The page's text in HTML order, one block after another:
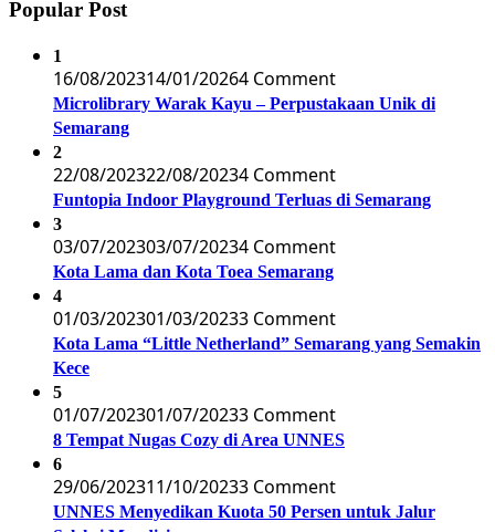
Popular Post
1
16/08/202314/01/20264 Comment
Microlibrary Warak Kayu – Perpustakaan Unik di
Semarang
2
22/08/202322/08/20234 Comment
Funtopia Indoor Playground Terluas di Semarang
3
03/07/202303/07/20234 Comment
Kota Lama dan Kota Toea Semarang
4
01/03/202301/03/20233 Comment
Kota Lama “Little Netherland” Semarang yang Semakin
Kece
5
01/07/202301/07/20233 Comment
8 Tempat Nugas Cozy di Area UNNES
6
29/06/202311/10/20233 Comment
UNNES Menyedikan Kuota 50 Persen untuk Jalur